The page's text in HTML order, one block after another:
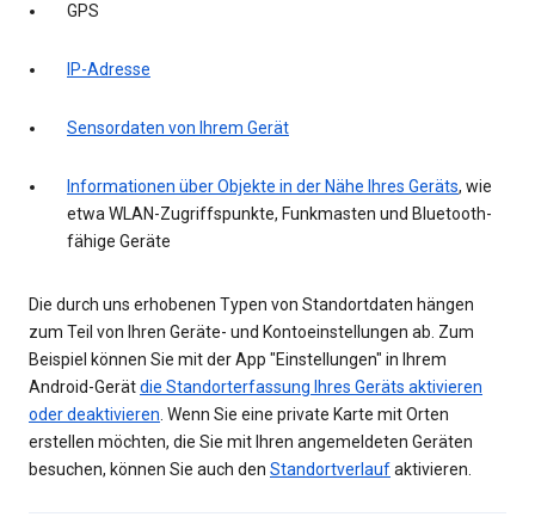
GPS
IP-Adresse
Sensordaten von Ihrem Gerät
Informationen über Objekte in der Nähe Ihres Geräts, wie
etwa WLAN-Zugriffspunkte, Funkmasten und Bluetooth-
fähige Geräte
Die durch uns erhobenen Typen von Standortdaten hängen
zum Teil von Ihren Geräte- und Kontoeinstellungen ab. Zum
Beispiel können Sie mit der App "Einstellungen" in Ihrem
Android-Gerätdie Standorterfassung Ihres Geräts aktivieren
oder deaktivieren. Wenn Sie eine private Karte mit Orten
erstellen möchten, die Sie mit Ihren angemeldeten Geräten
besuchen, können Sie auch den Standortverlaufaktivieren.